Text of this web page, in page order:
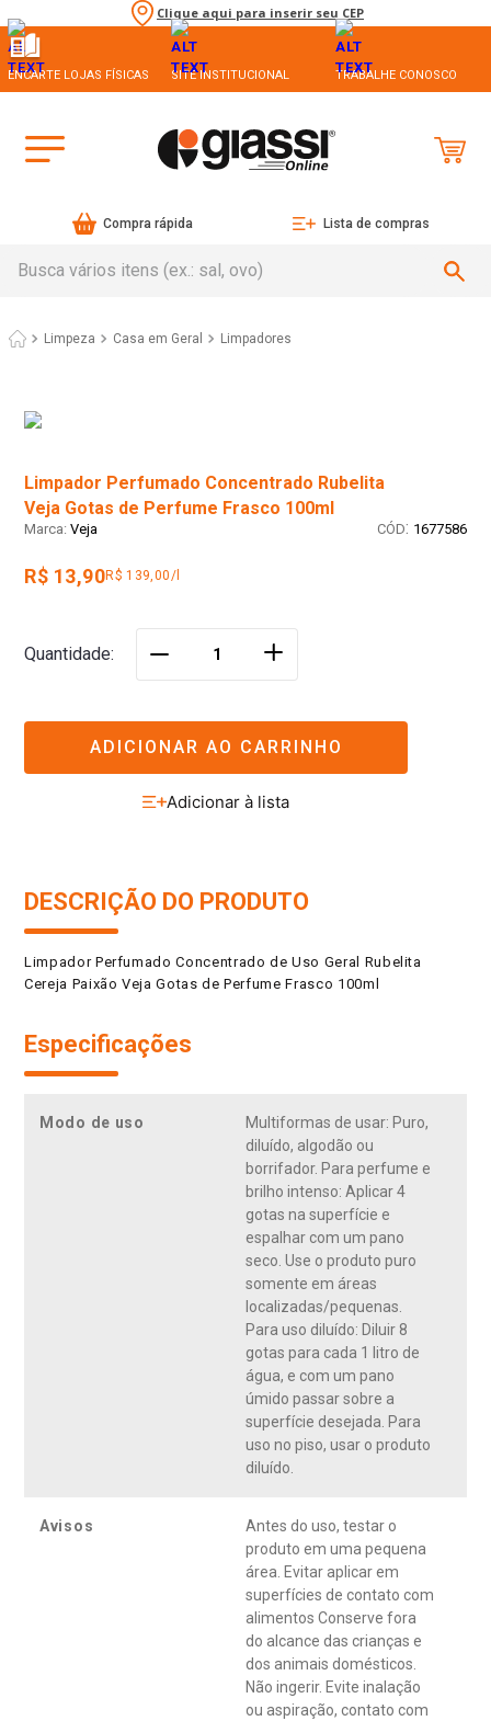
Clique aqui para inserir seu CEP
ENCARTE LOJAS FÍSICAS SITE INSTITUCIONAL TRABALHE CONOSCO
Compra rápida Lista de compras
Limpeza Casa em Geral Limpadores
Limpador Perfumado Concentrado Rubelita
Veja Gotas de Perfume Frasco 100ml
Veja : 1677586
R$ 13,90R$ 139,00/l
Quantidade ＋
ADICIONAR AO CARRINHO
DESCRIÇÃO DO PRODUTO
Limpador Perfumado Concentrado de Uso Geral Rubelita
Cereja Paixão Veja Gotas de Perfume Frasco 100ml
Especificações
Modo de uso
Multiformas de usar: Puro,
diluído, algodão ou
borrifador. Para perfume e
brilho intenso: Aplicar 4
gotas na superfície e
espalhar com um pano
seco. Use o produto puro
somente em áreas
localizadas/pequenas.
Para uso diluído: Diluir 8
gotas para cada 1 litro de
água, e com um pano
úmido passar sobre a
superfície desejada. Para
uso no piso, usar o produto
diluído.
Avisos
Antes do uso, testar o
produto em uma pequena
área. Evitar aplicar em
superfícies de contato com
alimentos Conserve fora
do alcance das crianças e
dos animais domésticos.
Não ingerir. Evite inalação
ou aspiração, contato com